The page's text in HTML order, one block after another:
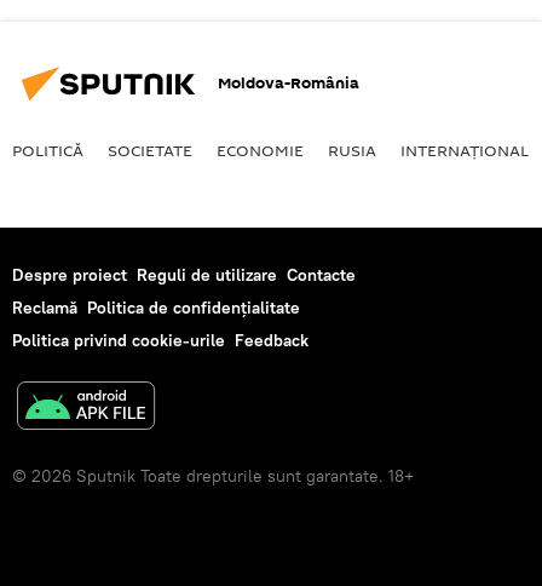
Moldova-România
POLITICĂ SOCIETATE ECONOMIE RUSIA INTERNAŢIONAL
Despre proiect Reguli de utilizare Contacte
Reclamă Politica de confidențialitate
Politica privind cookie-urile Feedback
© 2026 Sputnik Toate drepturile sunt garantate. 18+